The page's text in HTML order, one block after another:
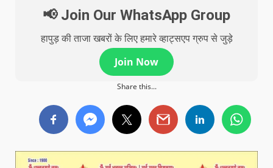
📢 Join Our WhatsApp Group
हापुड़ की ताजा खबरों के लिए हमारे व्हाट्सएप ग्रुप से जुड़े
Join Now
Share this...